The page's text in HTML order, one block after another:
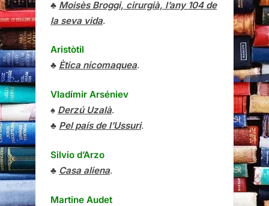
♣ Moisès Broggi, cirurgià, l’any 104 de
la seva vida.
Aristòtil
♣ Ètica nicomaquea.
Vladímir Arséniev
♠ Derzú Uzalà.
♣ Pel país de l’Ussuri.
Silvio d’Arzo
♣ Casa aliena.
Martine Audet